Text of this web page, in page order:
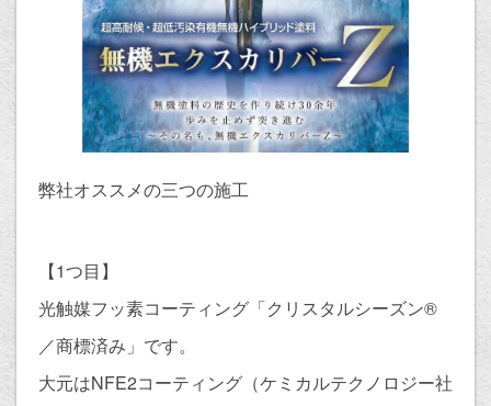
弊社オススメの三つの施工
【1つ目】
光触媒フッ素コーティング「クリスタルシーズン®︎
／商標済み」です。
大元はNFE2コーティング（ケミカルテクノロジー社